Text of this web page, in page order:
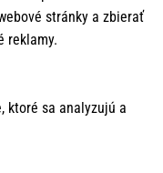
stránky a zbierať
reklamy.
ktoré sa analyzujú a